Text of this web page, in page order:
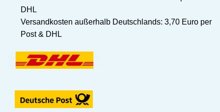
DHL
Versandkosten außerhalb Deutschlands: 3,70 Euro per
Post & DHL